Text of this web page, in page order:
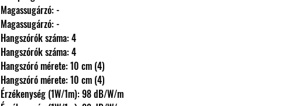
                Magassugárzó: -
                Magassugárzó: -
                Hangszórók száma: 4
                Hangszórók száma: 4
                Hangszóró mérete: 10 cm (4)
                Hangszóró mérete: 10 cm (4)
                Érzékenység (1W/1m): 98 dB/W/m